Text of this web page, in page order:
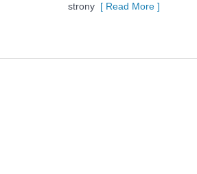
strony [ Read More ]